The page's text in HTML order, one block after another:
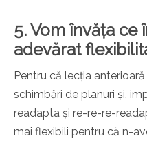
5. Vom învăța ce
adevărat
Pentru că lecția
schimbări de planuri și,
readapta și re-re-re-
mai flexibili pentru că n-